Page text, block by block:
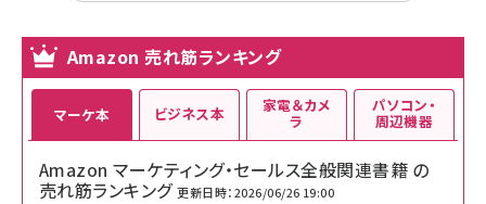
Amazon 売れ筋ランキング
マーケ本
Amazon マーケティング・セールス全般関連書籍 の
売れ筋ランキング 更新日時：2026/06/26 19:00
ビジネス本 家電＆カメ
ラ
パソコン・
周辺機器